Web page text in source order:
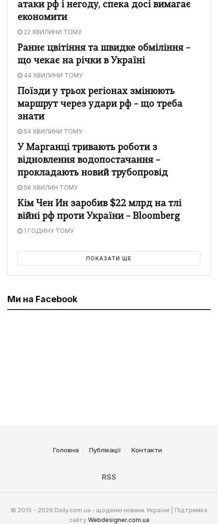
атаки рф і негоду, спека досі вимагає
економити
22 ХВИЛИНИ ТОМУ
Раннє цвітіння та швидке обміління –
що чекає на річки в Україні
44 ХВИЛИНИ ТОМУ
Поїзди у трьох регіонах змінюють
маршрут через удари рф – що треба
знати
54 ХВИЛИНИ ТОМУ
У Марганці тривають роботи з
відновлення водопостачання –
прокладають новий трубопровід
58 ХВИЛИН ТОМУ
Кім Чен Ин заробив $22 млрд на тлі
війні рф проти України – Bloomberg
1 ГОДИНУ ТОМУ
ПОКАЗАТИ ЩЕ
Ми на Facebook
Головна Публікації Контакти
RSS
© 2015 - 2026 Daily.com.ua - щоденні новини України | Підтримка
сайту Webdesigner.com.ua